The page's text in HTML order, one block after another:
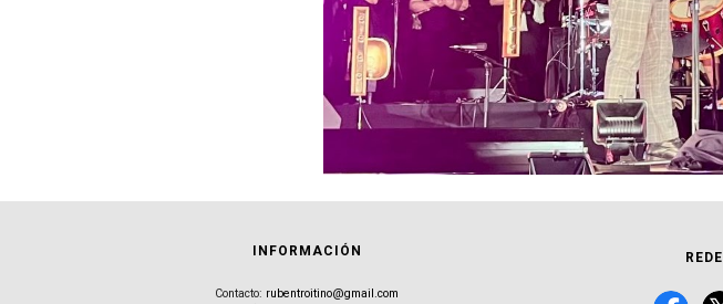
INFORMACIÓN
Contacto: rubentroitino@gmail.com